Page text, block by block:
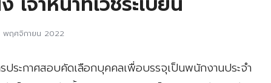
พฤศจิกายน 2022
ประกาศสอบคัดเลือกบุคคลเพื่อบรรจุเป็นพนักงานประจำ